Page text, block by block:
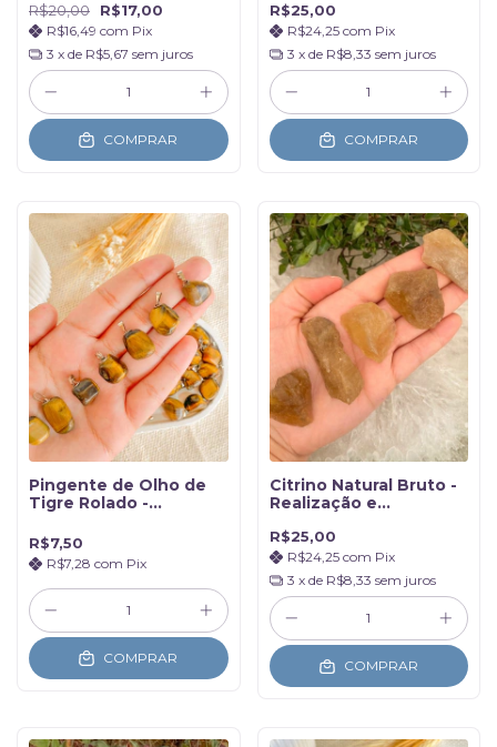
R$20,00 R$17,00
R$16,49 com Pix
3 x de R$5,67 sem juros
COMPRAR
R$25,00
R$24,25 com Pix
3 x de R$8,33 sem juros
COMPRAR
Pingente de Olho de
Tigre Rolado -
R$7,50
R$7,28 com Pix
COMPRAR
Citrino Natural Bruto -
Realização e
R$25,00
R$24,25 com Pix
3 x de R$8,33 sem juros
COMPRAR